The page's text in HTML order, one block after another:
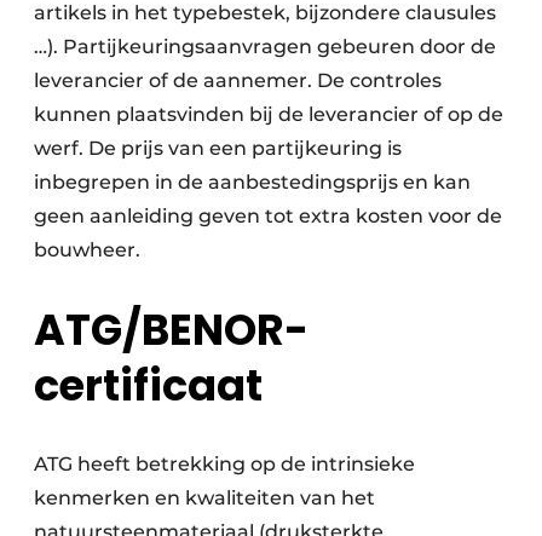
artikels in het typebestek, bijzondere clausules
…). Partijkeuringsaanvragen gebeuren door de
leverancier of de aannemer. De controles
kunnen plaatsvinden bij de leverancier of op de
werf. De prijs van een partijkeuring is
inbegrepen in de aanbestedingsprijs en kan
geen aanleiding geven tot extra kosten voor de
bouwheer.
ATG/BENOR-
certificaat
ATG heeft betrekking op de intrinsieke
kenmerken en kwaliteiten van het